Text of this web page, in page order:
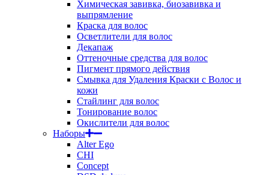
Химическая завивка, биозавивка и
выпрямление
Краска для волос
Осветлители для волос
Декапаж
Оттеночные средства для волос
Пигмент прямого действия
Смывка для Удаления Краски с Волос и
кожи
Стайлинг для волос
Тонирование волос
Окислители для волос
Наборы
Alter Ego
CHI
Concept